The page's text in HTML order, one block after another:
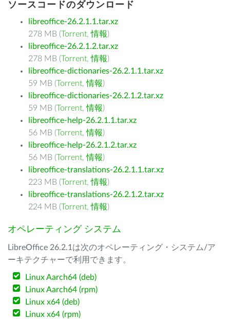
ソースコードのダウンロード
libreoffice-26.2.1.1.tar.xz
278 MB (Torrent,情報)
libreoffice-26.2.1.2.tar.xz
278 MB (Torrent,情報)
libreoffice-dictionaries-26.2.1.1.tar.xz
59 MB (Torrent,情報)
libreoffice-dictionaries-26.2.1.2.tar.xz
59 MB (Torrent,情報)
libreoffice-help-26.2.1.1.tar.xz
56 MB (Torrent,情報)
libreoffice-help-26.2.1.2.tar.xz
56 MB (Torrent,情報)
libreoffice-translations-26.2.1.1.tar.xz
223 MB (Torrent,情報)
libreoffice-translations-26.2.1.2.tar.xz
224 MB (Torrent,情報)
オペレーティング システム
LibreOffice 26.2.1は次のオペレーティング・システム/ア
ーキテクチャーで利用できます。
Linux Aarch64 (deb)
Linux Aarch64 (rpm)
Linux x64 (deb)
Linux x64 (rpm)